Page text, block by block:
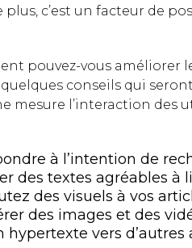
plus, c’est un facteur de
pouvez-vous améliorer
quelques conseils qui
mesure l’interaction des
à l’intention de
des textes agréables à
des visuels à vos
des images et des
hypertexte vers